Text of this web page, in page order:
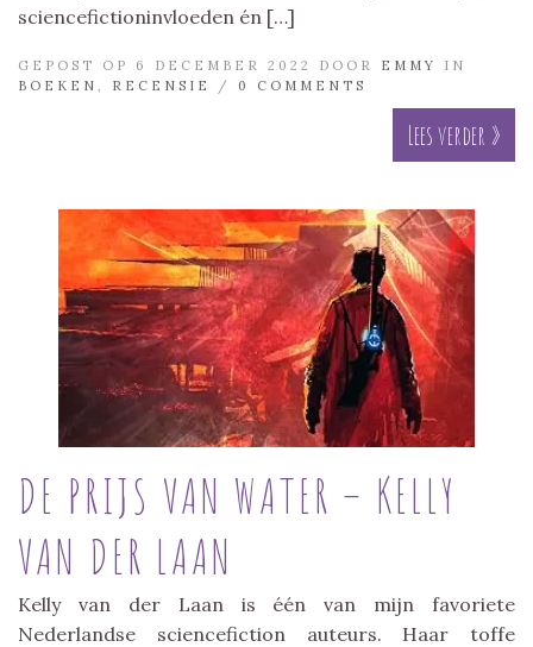
sciencefictioninvloeden én […]
GEPOST OP 6 DECEMBER 2022 DOOR EMMY
IN
BOEKEN , RECENSIE / 0 COMMENTS
Lees verder »
DE PRIJS VAN WATER – KELLY
VAN DER LAAN
Kelly van der Laan is één van mijn favoriete
Nederlandse sciencefiction auteurs. Haar toffe